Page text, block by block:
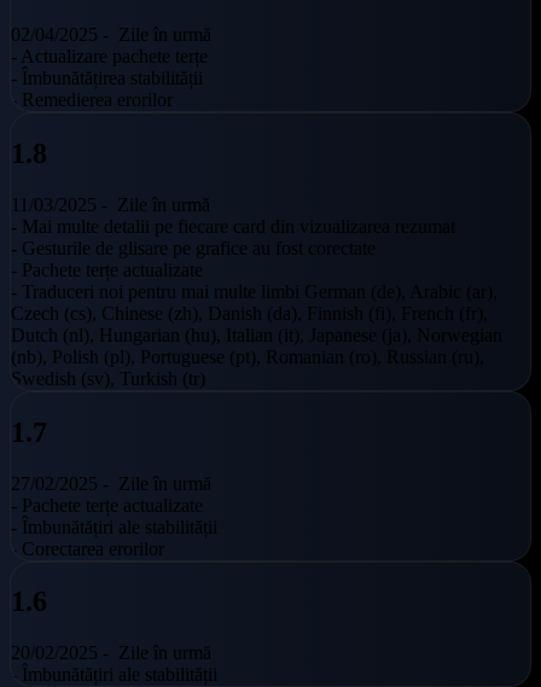
02/04/2025 - Zile în urmă
- Actualizare pachete terțe
- Îmbunătățirea stabilității
- Remedierea erorilor
1.8
11/03/2025 - Zile în urmă
- Mai multe detalii pe fiecare card din vizualizarea rezumat
- Gesturile de glisare pe grafice au fost corectate
- Pachete terțe actualizate
- Traduceri noi pentru mai multe limbi German (de), Arabic (ar),
Czech (cs), Chinese (zh), Danish (da), Finnish (fi), French (fr),
Dutch (nl), Hungarian (hu), Italian (it), Japanese (ja), Norwegian
(nb), Polish (pl), Portuguese (pt), Romanian (ro), Russian (ru),
Swedish (sv), Turkish (tr)
1.7
27/02/2025 - Zile în urmă
- Pachete terțe actualizate
- Îmbunătățiri ale stabilității
- Corectarea erorilor
1.6
20/02/2025 - Zile în urmă
- Îmbunătățiri ale stabilității